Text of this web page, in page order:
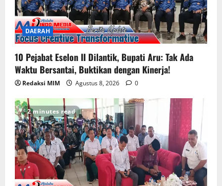
DAERAH
10 Pejabat Eselon II Dilantik, Bupati Aru: Tak Ada
Waktu Bersantai, Buktikan dengan Kinerja!
Redaksi MIM Agustus 8, 2026 0
2 minutes read